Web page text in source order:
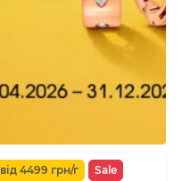
від 4499 грн/г Sale